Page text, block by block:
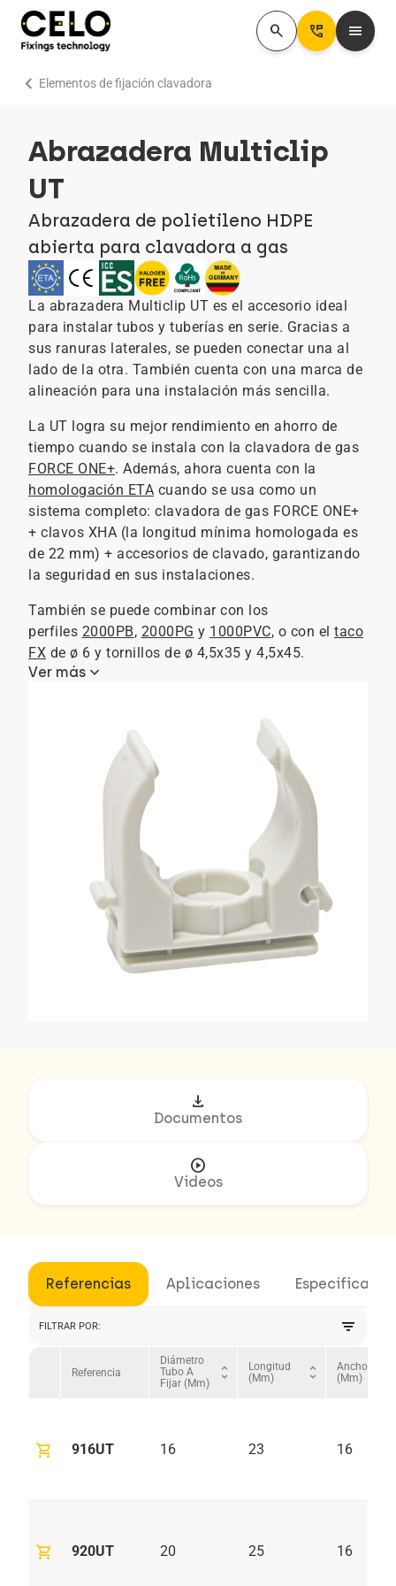
search Perm_Phone_Msg menu
Elementos de fijación clavadora
chevron_right
Abrazadera Multiclip
UT
Abrazadera de polietileno HDPE
abierta para clavadora a gas
La abrazadera Multiclip UT es el accesorio ideal
para instalar tubos y tuberías en serie. Gracias a
sus ranuras laterales, se pueden conectar una al
lado de la otra. También cuenta con una marca de
alineación para una instalación más sencilla.
La UT logra su mejor rendimiento en ahorro de
tiempo cuando se instala con la clavadora de gas
FORCE ONE+. Además, ahora cuenta con la
homologación ETA cuando se usa como un
sistema completo: clavadora de gas FORCE ONE+
+ clavos XHA (la longitud mínima homologada es
de 22 mm) + accesorios de clavado, garantizando
la seguridad en sus instalaciones.
También se puede combinar con los
perfiles 2000PB, 2000PG y 1000PVC, o con el taco
FX de ø 6 y tornillos de ø 4,5x35 y 4,5x45.
Ver más keyboard_arrow_down
download
Documentos
play_circle
Videos
Referencias Aplicaciones
FILTRAR POR: filter_list
Referencia
Diámetro
Tubo A
Fijar (mm)
unfold_more
Longitud
(mm)
unfold_more
Ancho
(mm)
shopping_cart 916UT 16 23 16
shopping_cart 920UT 20 25 16